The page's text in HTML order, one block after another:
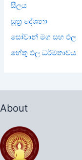
සීලය
සූත්‍ර දේශනා
සෝවාන් මග සහ ඵල
හේතු ඵල ධර්මතාවය
About